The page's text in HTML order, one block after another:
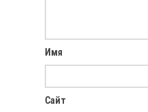
Имя
Сайт